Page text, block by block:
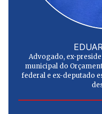
Advogado, ex-
municipal do
federal e ex-deputado